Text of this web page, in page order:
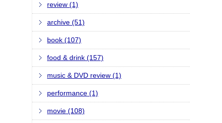
review (1)
archive (51)
book (107)
food & drink (157)
music & DVD review (1)
performance (1)
movie (108)